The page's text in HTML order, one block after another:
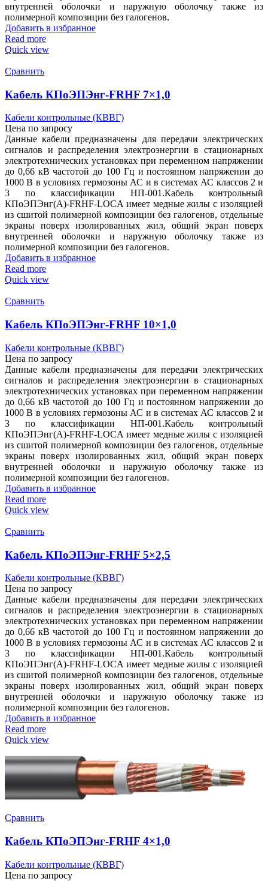
внутренней оболочки и наружную оболочку также из
полимерной композиции без галогенов.
Добавить в избранное
Read more
Quick view
Сравнить
Кабель КПоЭПЭнг-FRHF 7×1,0
Кабели контрольные (КВВГ)
Цена по запросу
Данные кабели предназначены для передачи электрических
сигналов и распределения электроэнергии в стационарных
электротехнических установках при переменном напряжении
до 0,66 кВ частотой до 100 Гц и постоянном напряжении до
1000 В в условиях гермозоны АС и в системах АС классов 2 и
3 по классификации НП-001.Кабель контрольный
КПоЭПЭнг(А)-FRHF-LOCA имеет медные жилы с изоляцией
из сшитой полимерной композиции без галогенов, отдельные
экраны поверх изолированных жил, общий экран поверх
внутренней оболочки и наружную оболочку также из
полимерной композиции без галогенов.
Добавить в избранное
Read more
Quick view
Сравнить
Кабель КПоЭПЭнг-FRHF 10×1,0
Кабели контрольные (КВВГ)
Цена по запросу
Данные кабели предназначены для передачи электрических
сигналов и распределения электроэнергии в стационарных
электротехнических установках при переменном напряжении
до 0,66 кВ частотой до 100 Гц и постоянном напряжении до
1000 В в условиях гермозоны АС и в системах АС классов 2 и
3 по классификации НП-001.Кабель контрольный
КПоЭПЭнг(А)-FRHF-LOCA имеет медные жилы с изоляцией
из сшитой полимерной композиции без галогенов, отдельные
экраны поверх изолированных жил, общий экран поверх
внутренней оболочки и наружную оболочку также из
полимерной композиции без галогенов.
Добавить в избранное
Read more
Quick view
Сравнить
Кабель КПоЭПЭнг-FRHF 5×2,5
Кабели контрольные (КВВГ)
Цена по запросу
Данные кабели предназначены для передачи электрических
сигналов и распределения электроэнергии в стационарных
электротехнических установках при переменном напряжении
до 0,66 кВ частотой до 100 Гц и постоянном напряжении до
1000 В в условиях гермозоны АС и в системах АС классов 2 и
3 по классификации НП-001.Кабель контрольный
КПоЭПЭнг(А)-FRHF-LOCA имеет медные жилы с изоляцией
из сшитой полимерной композиции без галогенов, отдельные
экраны поверх изолированных жил, общий экран поверх
внутренней оболочки и наружную оболочку также из
полимерной композиции без галогенов.
Добавить в избранное
Read more
Quick view
Сравнить
Кабель КПоЭПЭнг-FRHF 4×1,0
Кабели контрольные (КВВГ)
Цена по запросу